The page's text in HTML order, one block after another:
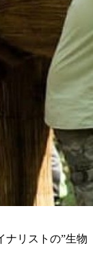
ナリストの”生物